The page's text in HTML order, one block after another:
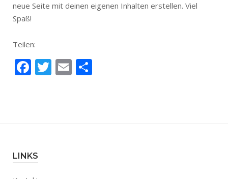
neue Seite mit deinen eigenen Inhalten erstellen. Viel
Spaß!
Teilen:
Facebook
Twitter
Email
LINKS